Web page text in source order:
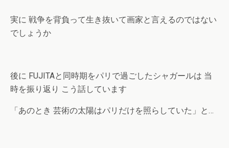
実に 戦争を背負って生き抜いて画家と言えるのではない
でしょうか
後に FUJITAと同時期をパリで過ごしたシャガールは 当
時を振り返り こう話しています
「あのとき 芸術の太陽はパリだけを照らしていた」と…